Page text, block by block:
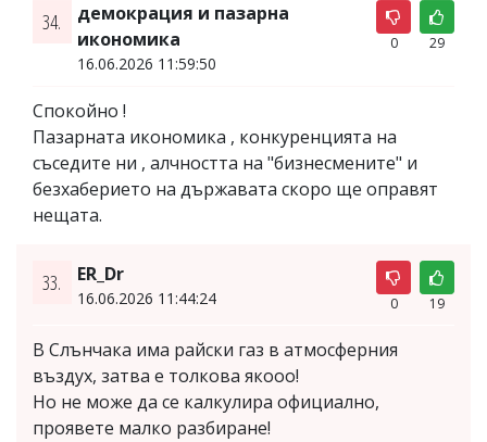
34.
демокрация и пазарна
икономика
16.06.2026 11:59:50
0 29
Спокойно !
Пазарната икономика , конкуренцията на
съседите ни , алчността на "бизнесмените" и
безхаберието на държавата скоро ще оправят
нещата.
33. ER_Dr
16.06.2026 11:44:24 0 19
В Слънчака има райски газ в атмосферния
въздух, затва е толкова якооо!
Но не може да се калкулира официално,
проявете малко разбиране!